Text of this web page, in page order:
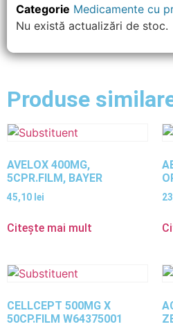
Categorie Medicamente cu
Nu există actualizări de stoc.
Produse
AVELOX 400MG,
5CPR.FILM, BAYER
45,10 lei
Citește mai mult
CELLCEPT 500MG X
50CP.FILM W64375001